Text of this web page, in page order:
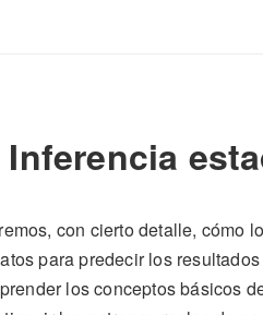
Inferencia
con cierto detalle, cómo
para predecir los
los conceptos básicos